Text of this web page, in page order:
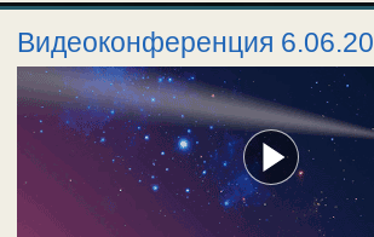
Видеоконференция